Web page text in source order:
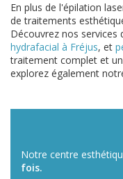
En plus de l'épilation
de traitements
Découvrez nos services
hydrafacial à Fréjus, et
traitement complet et
explorez également
Notre centre
fois.